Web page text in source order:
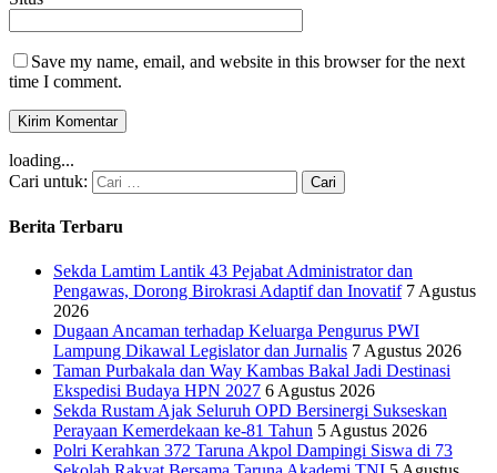
Save my name, email, and website in this browser for the next
time I comment.
loading...
Cari untuk:
Berita Terbaru
Sekda Lamtim Lantik 43 Pejabat Administrator dan
Pengawas, Dorong Birokrasi Adaptif dan Inovatif 7 Agustus
2026
Dugaan Ancaman terhadap Keluarga Pengurus PWI
Lampung Dikawal Legislator dan Jurnalis 7 Agustus 2026
Taman Purbakala dan Way Kambas Bakal Jadi Destinasi
Ekspedisi Budaya HPN 2027 6 Agustus 2026
Sekda Rustam Ajak Seluruh OPD Bersinergi Sukseskan
Perayaan Kemerdekaan ke-81 Tahun 5 Agustus 2026
Polri Kerahkan 372 Taruna Akpol Dampingi Siswa di 73